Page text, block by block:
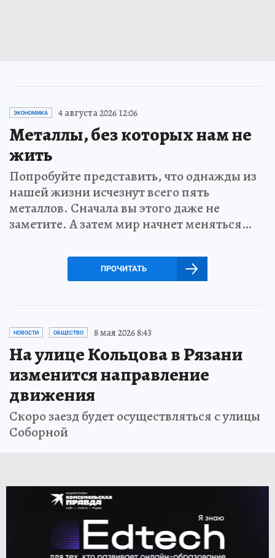
ЭКОНОМИКА 4 августа 2026 12:06
Металлы, без которых нам не
жить
Попробуйте представить, что однажды из
нашей жизни исчезнут всего пять
металлов. Сначала вы этого даже не
заметите. А затем мир начнет меняться…
ПРОЧИТАТЬ
НОВОСТИ ОБЩЕСТВО 8 мая 2026 8:43
На улице Кольцова в Рязани
изменится направление
движения
Скоро заезд будет осуществляться с улицы
Соборной